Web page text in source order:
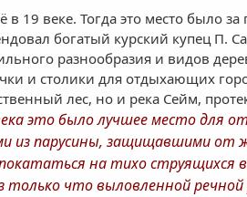
19 веке. Тогда это место было за
богатый курский купец П.
разнообразия и видов
и столики для отдыхающих
лес, но и река Сейм,
это было лучшее место для
из парусины, защищавшими от
на тихо струящихся
только что выловленной